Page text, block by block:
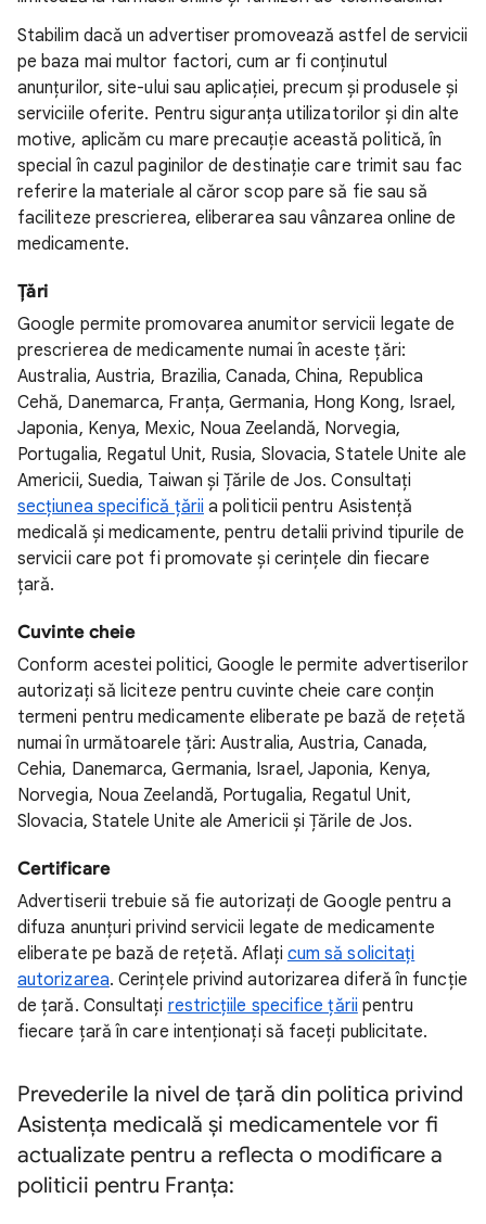
Stabilim dacă un advertiser promovează astfel de servicii
pe baza mai multor factori, cum ar fi conținutul
anunțurilor, site-ului sau aplicației, precum și produsele și
serviciile oferite. Pentru siguranța utilizatorilor și din alte
motive, aplicăm cu mare precauție această politică, în
special în cazul paginilor de destinație care trimit sau fac
referire la materiale al căror scop pare să fie sau să
faciliteze prescrierea, eliberarea sau vânzarea online de
medicamente.
Țări
Google permite promovarea anumitor servicii legate de
prescrierea de medicamente numai în aceste țări:
Australia, Austria, Brazilia, Canada, China, Republica
Cehă, Danemarca, Franța, Germania, Hong Kong, Israel,
Japonia, Kenya, Mexic, Noua Zeelandă, Norvegia,
Portugalia, Regatul Unit, Rusia, Slovacia, Statele Unite ale
Americii, Suedia, Taiwan și Țările de Jos. Consultați
secțiunea specifică țării a politicii pentru Asistență
medicală și medicamente, pentru detalii privind tipurile de
servicii care pot fi promovate și cerințele din fiecare
țară.
Cuvinte cheie
Conform acestei politici, Google le permite advertiserilor
autorizați să liciteze pentru cuvinte cheie care conțin
termeni pentru medicamente eliberate pe bază de rețetă
numai în următoarele țări: Australia, Austria, Canada,
Cehia, Danemarca, Germania, Israel, Japonia, Kenya,
Norvegia, Noua Zeelandă, Portugalia, Regatul Unit,
Slovacia, Statele Unite ale Americii și Țările de Jos.
Certificare
Advertiserii trebuie să fie autorizați de Google pentru a
difuza anunțuri privind servicii legate de medicamente
eliberate pe bază de rețetă. Aflați cum să solicitați
autorizarea. Cerințele privind autorizarea diferă în funcție
de țară. Consultați restricțiile specifice țării pentru
fiecare țară în care intenționați să faceți publicitate.
Prevederile la nivel de țară din politica privind
Asistența medicală și medicamentele vor fi
actualizate pentru a reflecta o modificare a
politicii pentru Franța: